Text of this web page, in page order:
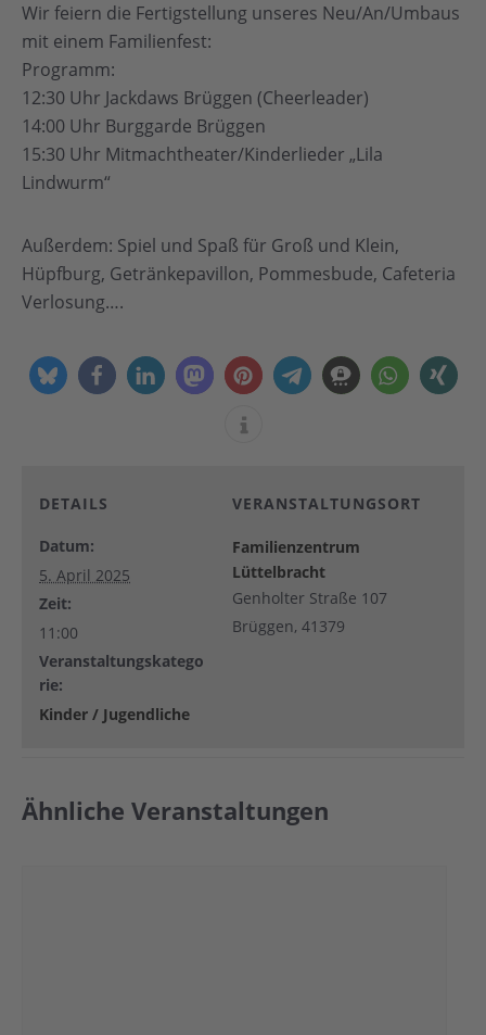
Wir feiern die Fertigstellung unseres Neu/An/Umbaus
mit einem Familienfest:
Programm:
12:30 Uhr Jackdaws Brüggen (Cheerleader)
14:00 Uhr Burggarde Brüggen
15:30 Uhr Mitmachtheater/Kinderlieder „Lila
Lindwurm“
Außerdem: Spiel und Spaß für Groß und Klein,
Hüpfburg, Getränkepavillon, Pommesbude, Cafeteria
Verlosung….
DETAILS
Datum:
5. April 2025
Zeit:
11:00
Veranstaltungskatego
rie:
Kinder / Jugendliche
VERANSTALTUNGSORT
Familienzentrum
Lüttelbracht
Genholter Straße 107
Brüggen, 41379
Ähnliche Veranstaltungen